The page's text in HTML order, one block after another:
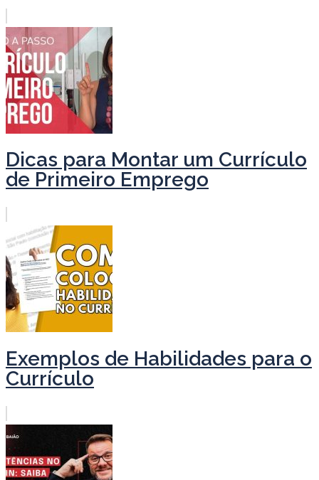
Dicas para Montar um Currículo
de Primeiro Emprego
Exemplos de Habilidades para o
Currículo